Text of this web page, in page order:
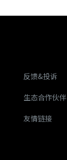
反馈&投诉
生态合作伙伴
友情链接